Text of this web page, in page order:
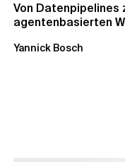
Von Datenpipelines
agentenbasierten
Yannick Bosch